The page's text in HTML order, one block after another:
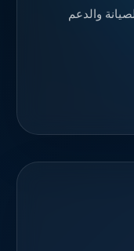
والدعم